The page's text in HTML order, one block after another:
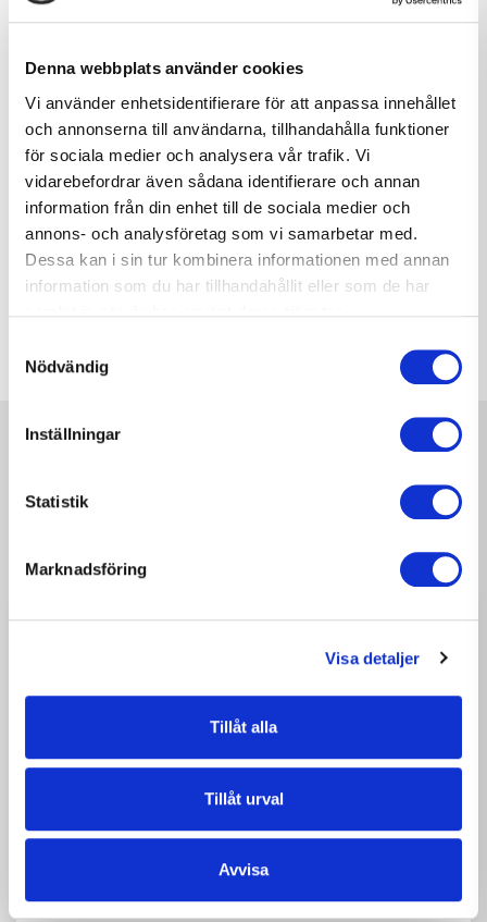
Denna webbplats använder cookies
Vi använder enhetsidentifierare för att anpassa innehållet
och annonserna till användarna, tillhandahålla funktioner
för sociala medier och analysera vår trafik. Vi
vidarebefordrar även sådana identifierare och annan
information från din enhet till de sociala medier och
annons- och analysföretag som vi samarbetar med.
Dessa kan i sin tur kombinera informationen med annan
information som du har tillhandahållit eller som de har
Nödvändig
Inställningar
Statistik
Marknadsföring
Visa detaljer
Tillåt alla
Tillåt urval
Avvisa
NYHETER 2026-08-07